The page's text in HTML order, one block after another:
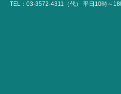
TEL：03-3572-4311（代） 平日10時～18